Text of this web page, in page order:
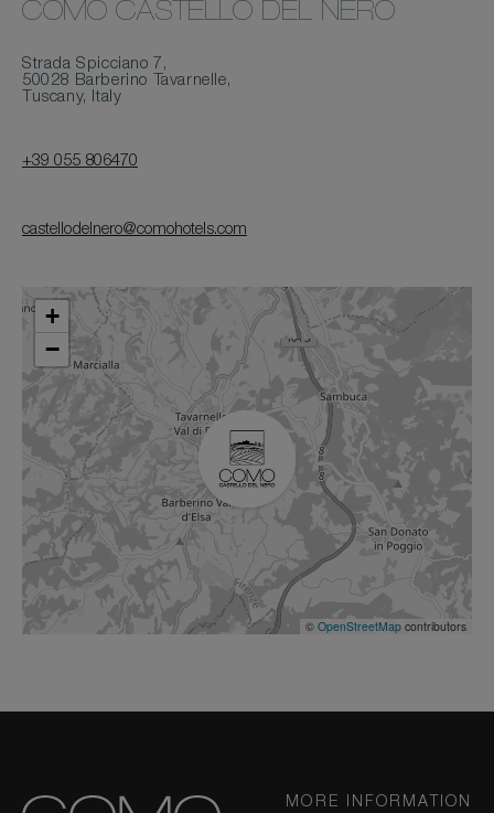
COMO CASTELLO DEL NERO
Strada Spicciano 7,
50028 Barberino Tavarnelle,
Tuscany, Italy
+39 055 806470
castellodelnero@comohotels.com
+
−
© OpenStreetMap contributors
MORE INFORMATION